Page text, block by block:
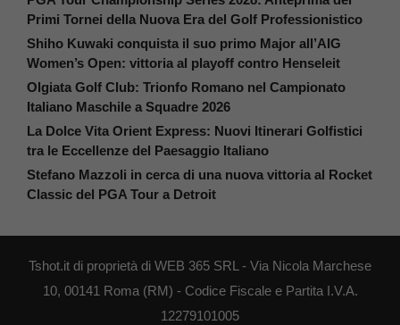
Primi Tornei della Nuova Era del Golf Professionistico
Shiho Kuwaki conquista il suo primo Major all’AIG
Women’s Open: vittoria al playoff contro Henseleit
Olgiata Golf Club: Trionfo Romano nel Campionato
Italiano Maschile a Squadre 2026
La Dolce Vita Orient Express: Nuovi Itinerari Golfistici
tra le Eccellenze del Paesaggio Italiano
Stefano Mazzoli in cerca di una nuova vittoria al Rocket
Classic del PGA Tour a Detroit
Tshot.it di proprietà di WEB 365 SRL - Via Nicola Marchese
10, 00141 Roma (RM) - Codice Fiscale e Partita I.V.A.
12279101005